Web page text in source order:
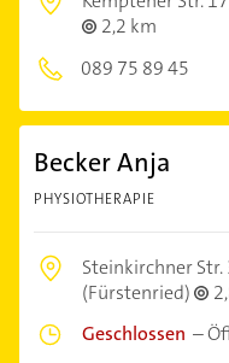
2,2 km
089 75 89 45
Becker Anja
PHYSIOTHERAPIE
Steinkirchner Str.
(Fürstenried)
Geschlossen –